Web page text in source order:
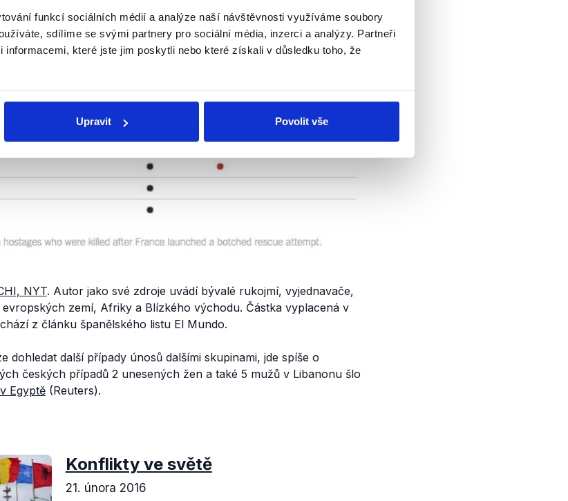
funkcí sociálních médií a analýze naší návštěvnosti využíváme soubory
sdílíme se svými partnery pro sociální média, inzerci a analýzy. Partneři
informacemi, které jste jim poskytli nebo které získali v důsledku toho, že
Upravit Povolit vše
NYT. Autor jako své zdroje uvádí bývalé rukojmí, vyjednavače,
zemí, Afriky a Blízkého východu. Částka vyplacená v
z článku španělského listu El Mundo.
dohledat další případy únosů dalšími skupinami, jde spíše o
českých případů 2 unesených žen a také 5 mužů v Libanonu šlo
Egyptě(Reuters).
Konflikty ve světě
21. února 2016